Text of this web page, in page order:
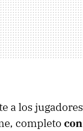
a los jugadores
completo con